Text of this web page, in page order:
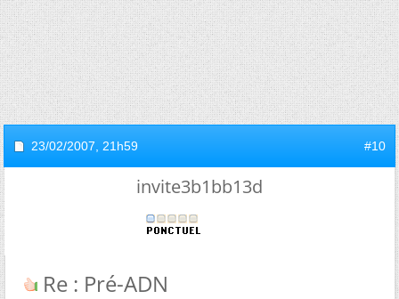
23/02/2007, 21h59 #10
invite3b1bb13d
Re : Pré-ADN